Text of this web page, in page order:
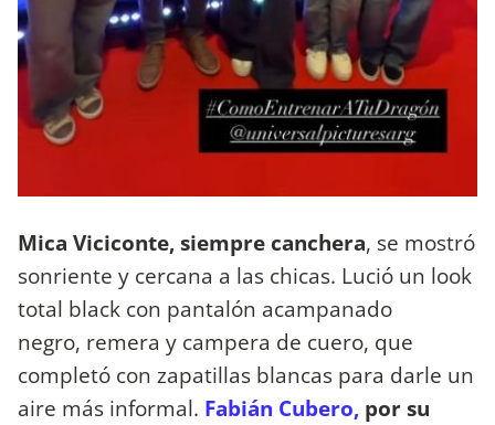
Mica Viciconte, siempre canchera, se mostró
sonriente y cercana a las chicas. Lució un look
total black con pantalón acampanado
negro, remera y campera de cuero, que
completó con zapatillas blancas para darle un
aire más informal. Fabián Cubero, por su